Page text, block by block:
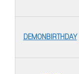
DEMONBIRTHDAY